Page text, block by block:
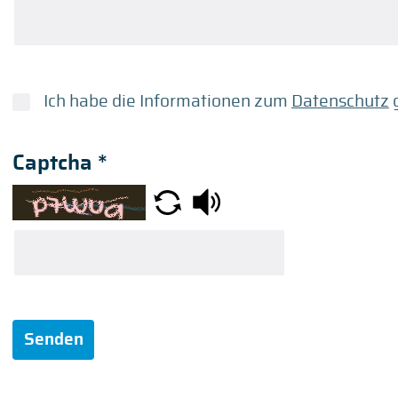
Ich habe die Informationen zum Datenschutz
Captcha *
Senden